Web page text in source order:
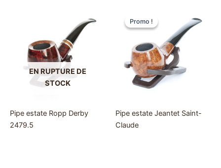
EN RUPTURE DE
STOCK
Pipe estate Ropp Derby
2479.5
Promo !
Promo !
Pipe estate Jeantet Saint-
Claude